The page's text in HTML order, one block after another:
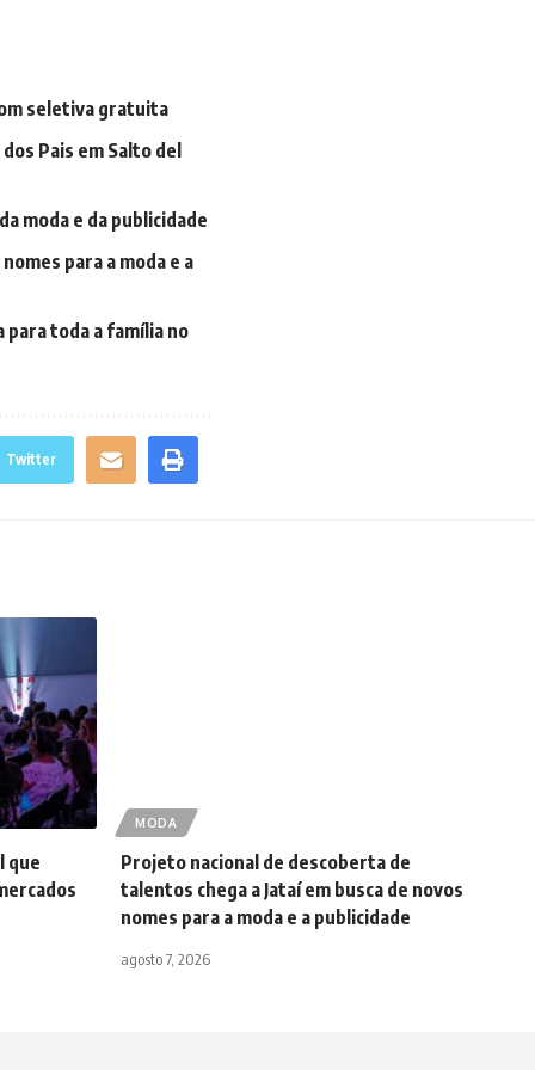
seletiva gratuita
Pais em Salto del
moda e da publicidade
para a moda e a
para toda a família no
Twitter
que
MODA
Projeto nacional de descoberta de
talentos chega a Jataí em busca de novos
nomes para a moda e a publicidade
agosto 7, 2026